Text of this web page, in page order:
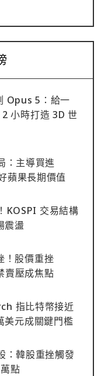
Opus 5：給一
小時打造 3D 世
：主導買進
蘋果長期價值
KOSPI 交易結構
震盪
！股價重挫
賣壓成焦點
指比特幣接近
美元成關鍵門檻
：韓股重挫觸發
點